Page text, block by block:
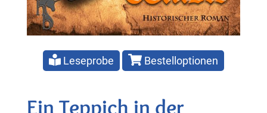
Leseprobe Bestelloptionen
Ein Teppich in der